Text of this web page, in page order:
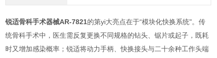
锐适骨科手术器械AR-7821的第yi大亮点在于“模块化快换系统"。传
统骨科手术中，医生需反复更换不同规格的钻头、锯片或起子，既耗
时又增加感染概率；锐适将动力手柄、快换接头与二十余种工作头端